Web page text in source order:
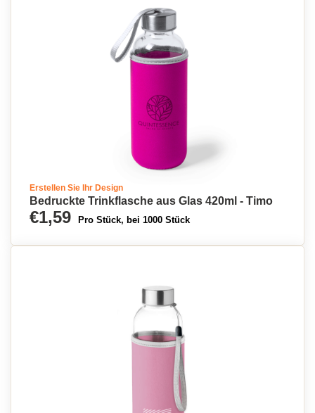
Erstellen Sie Ihr Design
Bedruckte Trinkflasche aus Glas 420ml - Timo
€1,59 Pro Stück, bei 1000 Stück